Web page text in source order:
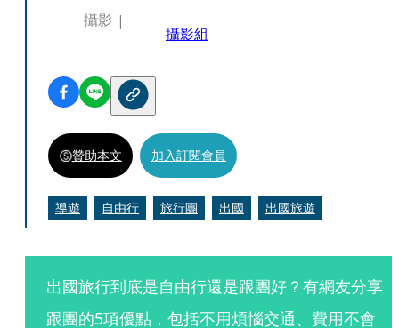
攝影
攝影組
贊助本文 加入訂閱會員
導遊 自由行 旅行團 出國 出國旅遊
出國旅行到底是自由行還是跟團好？有網友分享
跟團的5項優點，包括不用煩惱交通、費用不會